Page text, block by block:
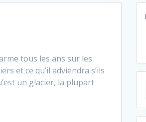
tous les ans sur les
et ce qu’il adviendra s’ils
un glacier, la plupart
: